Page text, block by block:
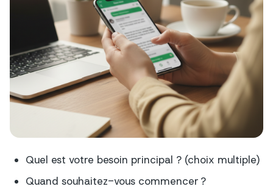
Quel est votre besoin principal ? (choix multiple)
Quand souhaitez-vous commencer ?